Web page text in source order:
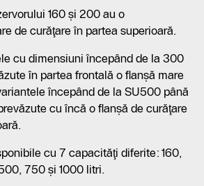
160 şi 200 au o
de curăţare în partea superioară.
cu dimensiuni începând de la 300
în partea frontală o flanşă mare
începând de la SU500 până
cu încă o flanşă de curăţare
cu 7 capacităţi diferite: 160,
750 şi 1000 litri.